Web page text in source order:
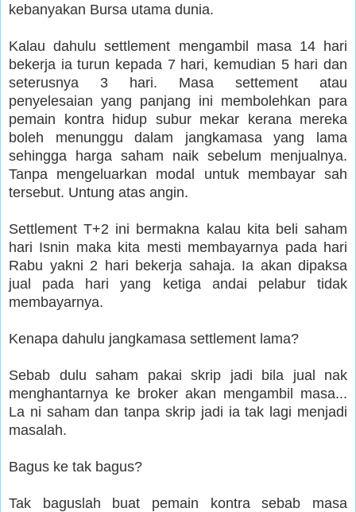
kebanyakan Bursa utama dunia.
Kalau dahulu settlement mengambil masa 14 hari
bekerja ia turun kepada 7 hari, kemudian 5 hari dan
seterusnya 3 hari. Masa settement atau
penyelesaian yang panjang ini membolehkan para
pemain kontra hidup subur mekar kerana mereka
boleh menunggu dalam jangkamasa yang lama
sehingga harga saham naik sebelum menjualnya.
Tanpa mengeluarkan modal untuk membayar sah
tersebut. Untung atas angin.
Settlement T+2 ini bermakna kalau kita beli saham
hari Isnin maka kita mesti membayarnya pada hari
Rabu yakni 2 hari bekerja sahaja. Ia akan dipaksa
jual pada hari yang ketiga andai pelabur tidak
membayarnya.
Kenapa dahulu jangkamasa settlement lama?
Sebab dulu saham pakai skrip jadi bila jual nak
menghantarnya ke broker akan mengambil masa...
La ni saham dan tanpa skrip jadi ia tak lagi menjadi
masalah.
Bagus ke tak bagus?
Tak baguslah buat pemain kontra sebab masa